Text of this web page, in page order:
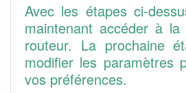
Avec les étapes ci-
maintenant accéder à
routeur. La prochaine
modifier les paramètres
vos préférences.